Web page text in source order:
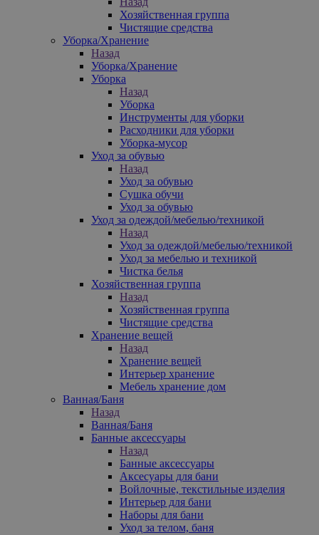
Хозяйственная группа
Чистящие средства
Уборка/Хранение
Назад
Уборка/Хранение
Уборка
Назад
Уборка
Инструменты для уборки
Расходники для уборки
Уборка-мусор
Уход за обувью
Назад
Уход за обувью
Сушка обучи
Уход за обувью
Уход за одеждой/мебелью/техникой
Назад
Уход за одеждой/мебелью/техникой
Уход за мебелью и техникой
Чистка белья
Хозяйственная группа
Назад
Хозяйственная группа
Чистящие средства
Хранение вещей
Назад
Хранение вещей
Интерьер хранение
Мебель хранение дом
Ванная/Баня
Назад
Ванная/Баня
Банные аксессуары
Назад
Банные аксессуары
Аксесуары для бани
Войлочные, текстильные изделия
Интерьер для бани
Наборы для бани
Уход за телом, баня